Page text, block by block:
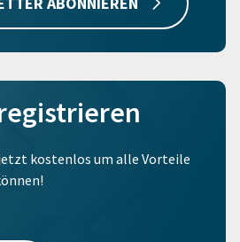
kostenlos um alle Vorteile